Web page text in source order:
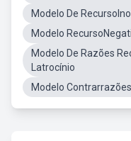
Modelo De
Modelo
Modelo De Razões
Latrocínio
Modelo